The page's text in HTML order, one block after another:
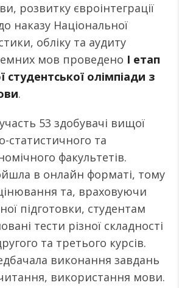
розвитку євроінтеграції
наказу Національної
обліку та аудиту
мов проведено І етап
студентської олімпіади з
.
53 здобувачі вищої
статистичного та
факультетів.
в онлайн форматі, тому
та, враховуючи
підготовки, студентам
тести різної складності
та третього курсів.
виконання завдань
використання мови.